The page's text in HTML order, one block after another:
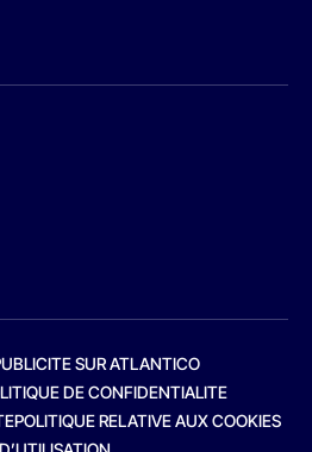
SUR ATLANTICO
DE CONFIDENTIALITE
POLITIQUE RELATIVE AUX COOKIES